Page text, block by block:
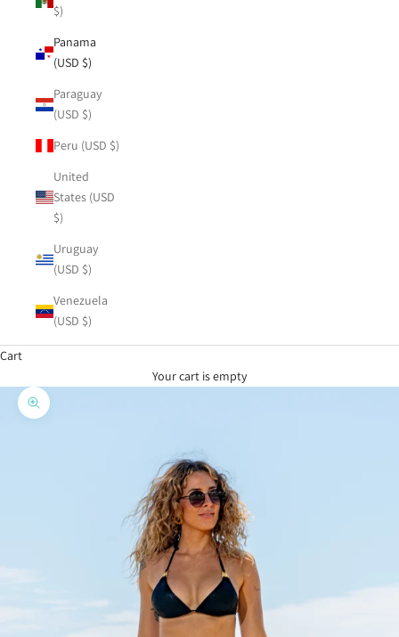
$)
Panama
(USD $)
Paraguay
(USD $)
Peru (USD $)
United
States (USD
$)
Uruguay
(USD $)
Venezuela
(USD $)
Cart
Your cart is empty
Zoom picture